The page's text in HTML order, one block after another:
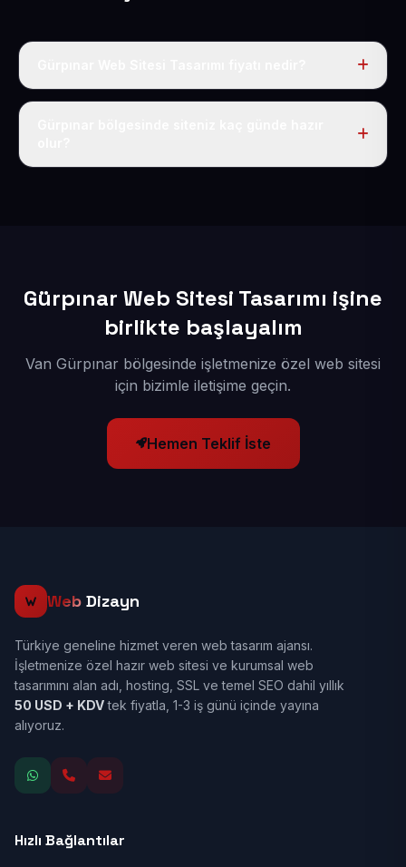
Tek fiyat uygulanır: yıllık 50 USD + KDV. Bu bedele alan
Gürpınar Web Sitesi Tasarımı işine
birlikte başlayalım
Van Gürpınar bölgesinde işletmenize özel web sitesi
için bizimle iletişime geçin.
Hemen Teklif İste
Web Dizayn
Türkiye geneline hizmet veren web tasarım ajansı.
İşletmenize özel hazır web sitesi ve kurumsal web
tasarımını alan adı, hosting, SSL ve temel SEO dahil yıllık
50 USD + KDVtek fiyatla, 1-3 iş günü içinde yayına
alıyoruz.
Hızlı Bağlantılar